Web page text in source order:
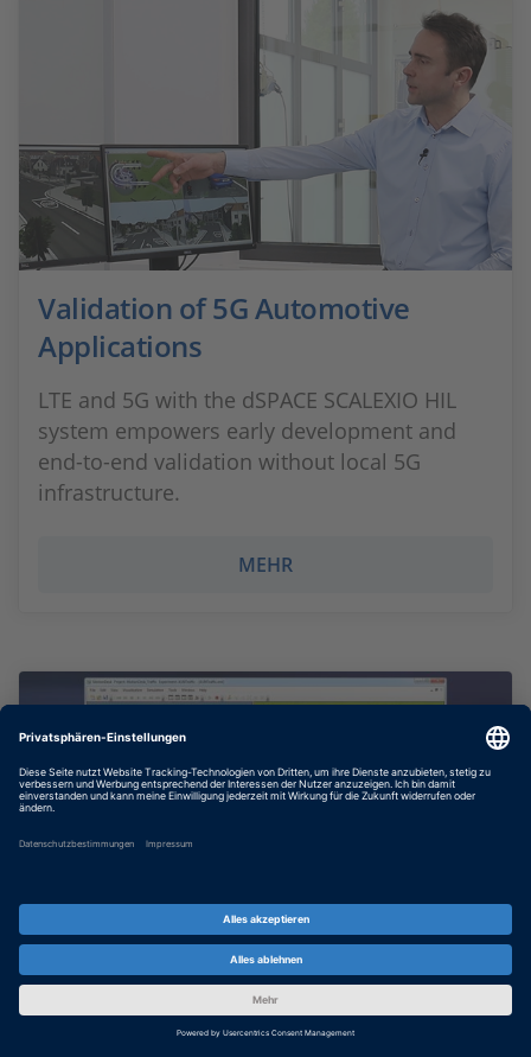
Validation of 5G Automotive
Applications
LTE and 5G with the dSPACE SCALEXIO HIL
system empowers early development and
end-to-end validation without local 5G
infrastructure.
MEHR
Anwendungsfall: Euro-NCAP-
Crash-Tests mit Hardware-in-the-